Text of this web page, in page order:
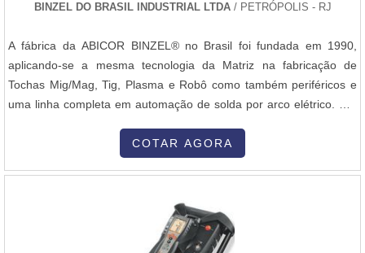
BINZEL DO BRASIL INDUSTRIAL LTDA/ PETRÓPOLIS - RJ
A fábrica da ABICOR BINZEL® no Brasil foi fundada em 1990,
aplicando-se a mesma tecnologia da Matriz na fabricação de
Tochas Mig/Mag, Tig, Plasma e Robô como também periféricos e
uma linha completa em automação de solda por arco elétrico. Um
soldagem é destinada à construção de gasodutos, revestimentos
COTAR AGORA